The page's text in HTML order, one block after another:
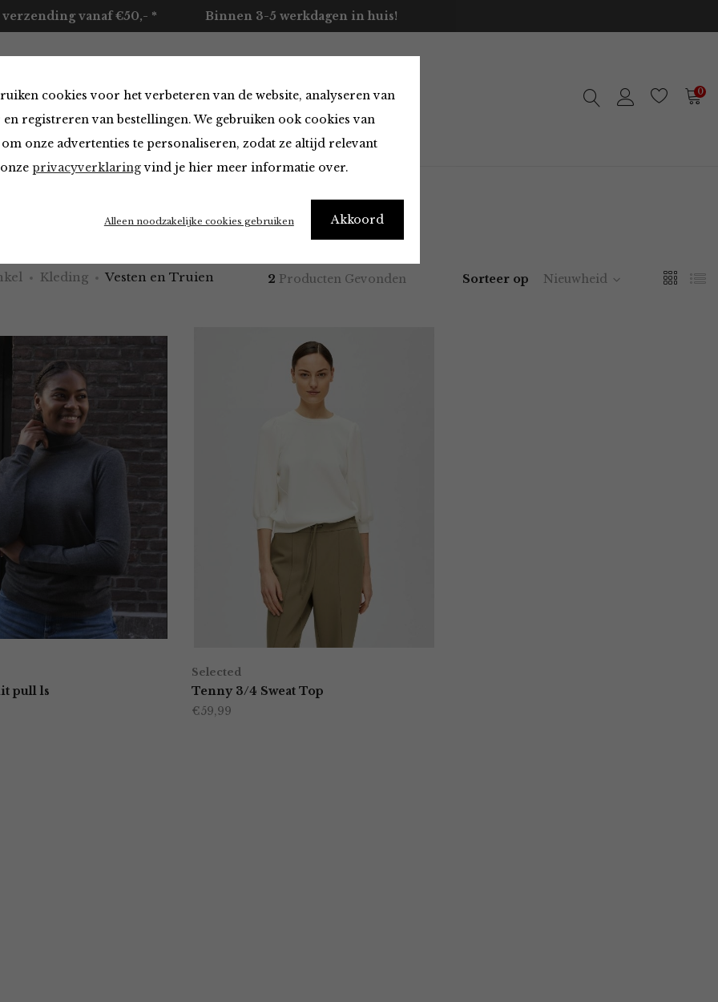
cookies voor het verbeteren van de website, analyseren van
en registreren van bestellingen. We gebruiken ook cookies van
onze advertenties te personaliseren, zodat ze altijd relevant
privacyverklaringvind je hier meer informatie over.
Akkoord
Alleen noodzakelijke cookies gebruiken
verzending vanaf €50,- * Binnen 3-5 werkdagen in huis!
Merken Over ons Contact 0
Truien
Kleding Vesten en Truien 2 Producten Gevonden Sorteer op Nieuwheid
pull ls
Selected
Tenny 3/4 Sweat Top
€59,99